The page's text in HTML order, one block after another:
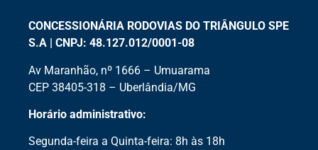
CONCESSIONÁRIA RODOVIAS DO TRIÂNGULO SPE
S.A | CNPJ: 48.127.012/0001-08
Av Maranhão, nº 1666 – Umuarama
CEP 38405-318 – Uberlândia/MG
Horário administrativo:
Segunda-feira a Quinta-feira: 8h às 18h